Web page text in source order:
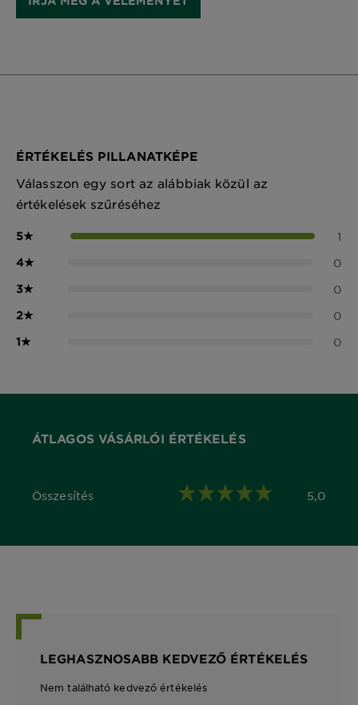
ÉRTÉKELÉS PILLANATKÉPE
Válasszon egy sort az alábbiak közül az
értékelések szűréséhez
5★ 1
4★ 0
3★ 0
2★ 0
1★ 0
ÁTLAGOS VÁSÁRLÓI ÉRTÉKELÉS
Összesítés
5,0 out of 5 stars 5,0
LEGHASZNOSABB KEDVEZŐ ÉRTÉKELÉS
Nem található kedvező értékelés